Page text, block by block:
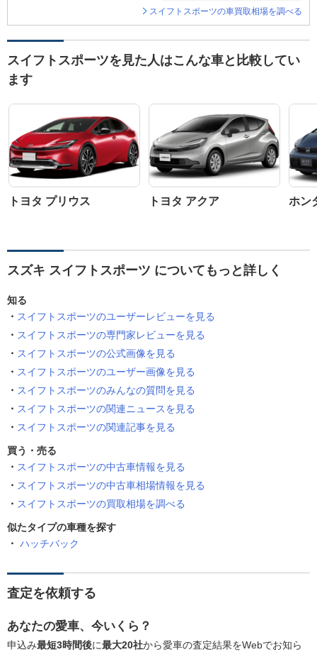
スイフトスポーツの車買取相場を調べる
スイフトスポーツを見た人はこんな車と比較してい
ます
トヨタ プリウス トヨタ アクア ホン
スズキ スイフトスポーツ についてもっと詳しく
知る
スイフトスポーツのユーザーレビューを見る
スイフトスポーツの専門家レビューを見る
スイフトスポーツの公式画像を見る
スイフトスポーツのユーザー画像を見る
スイフトスポーツのみんなの質問を見る
スイフトスポーツの関連ニュースを見る
スイフトスポーツの関連記事を見る
買う・売る
スイフトスポーツの中古車情報を見る
スイフトスポーツの中古車相場情報を見る
スイフトスポーツの買取相場を調べる
似たタイプの車種を探す
ハッチバック
査定を依頼する
あなたの愛車、今いくら？
申込み最短3時間後に最大20社から愛車の査定結果をWebでお知ら